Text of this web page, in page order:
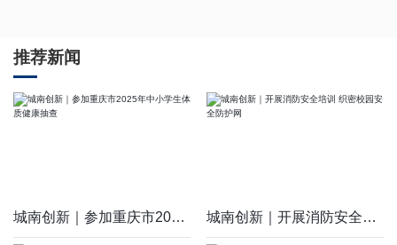
推荐新闻
城南创新｜参加重庆市2025年中小学生体质健康抽查 城南创新｜开展消防安全培训 织密校园安全防护网